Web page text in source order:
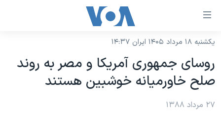
لینکهای
دسترسی
جهش
محتوای
اصلی
نسخه سبک وب‌سایت
موضوع ها
ایران
برنامه های تلویزیونی
یکشنبه ۱۸ مرداد ۱۴۰۵ ایران ۱۴:۳۷
روسای جمهوری آمریکا و مصر به روند
صلح خاورمیانه خوشبین هستند
۲۷ مرداد ۱۳۸۸